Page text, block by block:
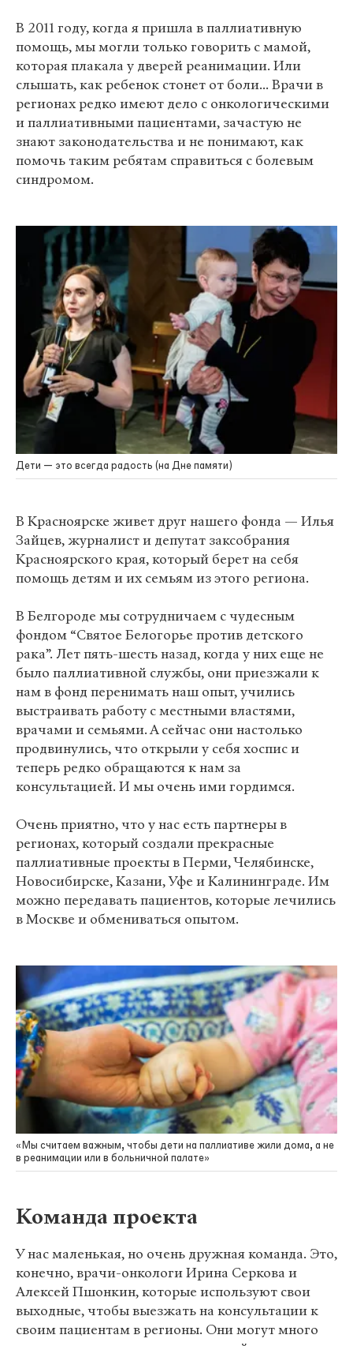
В 2011 году, когда я пришла в паллиативную
помощь, мы могли только говорить с мамой,
которая плакала у дверей реанимации. Или
слышать, как ребенок стонет от боли... Врачи в
регионах редко имеют дело с онкологическими
и паллиативными пациентами, зачастую не
знают законодательства и не понимают, как
помочь таким ребятам справиться с болевым
синдромом.
Дети — это всегда радость (на Дне памяти)
В Красноярске живет друг нашего фонда — Илья
Зайцев, журналист и депутат заксобрания
Красноярского края, который берет на себя
помощь детям и их семьям из этого региона.
В Белгороде мы сотрудничаем с чудесным
фондом “Святое Белогорье против детского
рака”. Лет пять-шесть назад, когда у них еще не
было паллиативной службы, они приезжали к
нам в фонд перенимать наш опыт, учились
выстраивать работу с местными властями,
врачами и семьями. А сейчас они настолько
продвинулись, что открыли у себя хоспис и
теперь редко обращаются к нам за
консультацией. И мы очень ими гордимся.
Очень приятно, что у нас есть партнеры в
регионах, который создали прекрасные
паллиативные проекты в Перми, Челябинске,
Новосибирске, Казани, Уфе и Калининграде. Им
можно передавать пациентов, которые лечились
в Москве и обмениваться опытом.
«Мы считаем важным, чтобы дети на паллиативе жили дома, а не
в реанимации или в больничной палате»
Команда проекта
У нас маленькая, но очень дружная команда. Это,
конечно, врачи-онкологи Ирина Серкова и
Алексей Пшонкин, которые используют свои
выходные, чтобы выезжать на консультации к
своим пациентам в регионы. Они могут много